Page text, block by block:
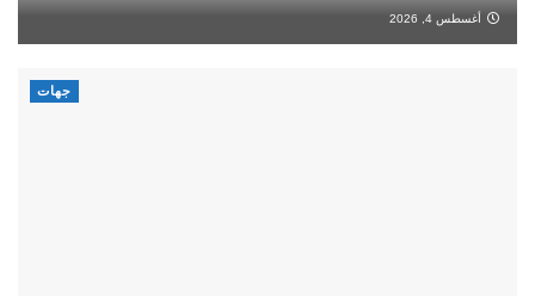
أغسطس 4, 2026
جهات